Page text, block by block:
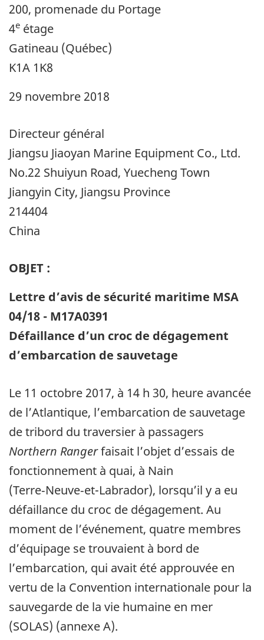
200, promenade du Portage
4e étage
Gatineau (Québec)
K1A 1K8
29 novembre 2018
Directeur général
Jiangsu Jiaoyan Marine Equipment Co., Ltd.
No.22 Shuiyun Road, Yuecheng Town
Jiangyin City, Jiangsu Province
214404
China
OBJET :
Lettre d’avis de sécurité maritime MSA
04/18 - M17A0391
Défaillance d’un croc de dégagement
d’embarcation de sauvetage
Le 11 octobre 2017, à 14 h 30, heure avancée
de l’Atlantique, l’embarcation de sauvetage
de tribord du traversier à passagers
Northern Rangerfaisait l’objet d’essais de
fonctionnement à quai, à Nain
(Terre‑Neuve‑et-Labrador), lorsqu’il y a eu
défaillance du croc de dégagement. Au
moment de l’événement, quatre membres
d’équipage se trouvaient à bord de
l’embarcation, qui avait été approuvée en
vertu de la Convention internationale pour la
sauvegarde de la vie humaine en mer
(SOLAS) (annexe A).